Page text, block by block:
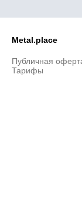
Metal.place
Публичная
Тарифы